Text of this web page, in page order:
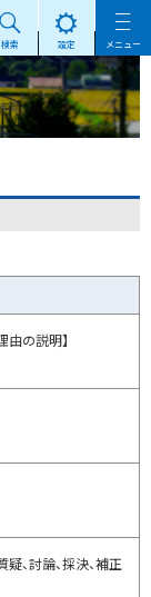
検索 設定 メニュー
由の説明】
、討論、採決、補正